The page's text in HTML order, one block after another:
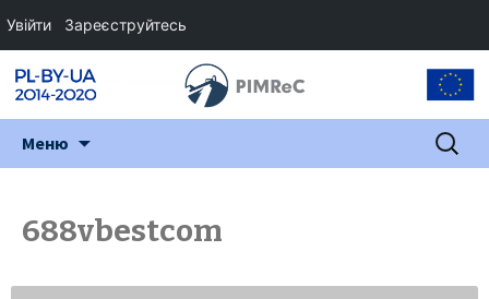
Меню Пошук:
688vbestcom
Увійти Зареєструйтесь